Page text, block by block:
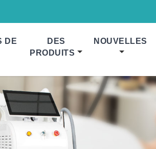
DE
DES
PRODUITS
NOUVELLES